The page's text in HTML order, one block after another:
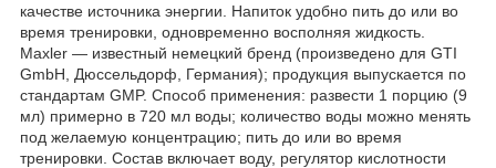
качестве источника энергии. Напиток удобно пить до или во
время тренировки, одновременно восполняя жидкость.
Maxler — известный немецкий бренд (произведено для GTI
GmbH, Дюссельдорф, Германия); продукция выпускается по
стандартам GMP. Способ применения: развести 1 порцию (9
мл) примерно в 720 мл воды; количество воды можно менять
под желаемую концентрацию; пить до или во время
тренировки. Состав включает воду, регулятор кислотности